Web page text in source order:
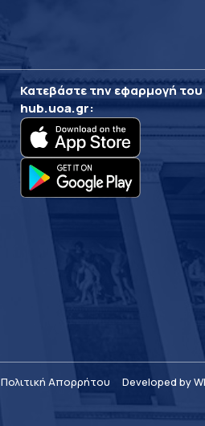
Κατεβάστε την εφαρμογή του
hub.uoa.gr:
Πολιτική Απορρήτου Developed by